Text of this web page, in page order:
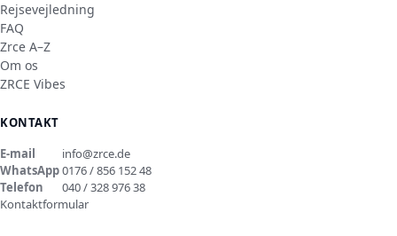
Rejsevejledning
FAQ
Zrce A–Z
Om os
ZRCE Vibes
KONTAKT
E-mail
info@zrce.de
WhatsApp0176 / 856 152 48
Telefon
040 / 328 976 38
Kontaktformular